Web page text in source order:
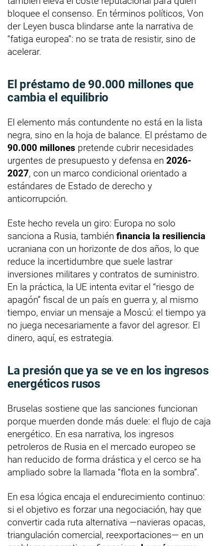
bloquee el consenso. En términos políticos, Von
der Leyen busca blindarse ante la narrativa de
“fatiga europea”: no se trata de resistir, sino de
acelerar.
El préstamo de 90.000 millones que
cambia el equilibrio
El elemento más contundente no está en la lista
negra, sino en la hoja de balance. El préstamo de
90.000 millones pretende cubrir necesidades
urgentes de presupuesto y defensa en 2026-
2027, con un marco condicional orientado a
estándares de Estado de derecho y
anticorrupción.
Este hecho revela un giro: Europa no solo
sanciona a Rusia, también financia la resiliencia
ucraniana con un horizonte de dos años, lo que
reduce la incertidumbre que suele lastrar
inversiones militares y contratos de suministro.
En la práctica, la UE intenta evitar el “riesgo de
apagón” fiscal de un país en guerra y, al mismo
tiempo, enviar un mensaje a Moscú: el tiempo ya
no juega necesariamente a favor del agresor. El
dinero, aquí, es estrategia.
La presión que ya se ve en los ingresos
energéticos rusos
Bruselas sostiene que las sanciones funcionan
porque muerden donde más duele: el flujo de caja
energético. En esa narrativa, los ingresos
petroleros de Rusia en el mercado europeo se
han reducido de forma drástica y el cerco se ha
ampliado sobre la llamada “flota en la sombra”.
En esa lógica encaja el endurecimiento continuo:
si el objetivo es forzar una negociación, hay que
convertir cada ruta alternativa —navieras opacas,
triangulación comercial, reexportaciones— en un